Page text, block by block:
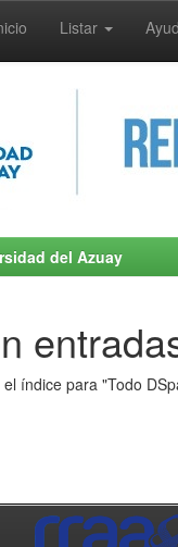
Listar
del Azuay
índice para "Todo